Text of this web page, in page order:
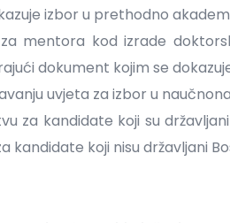
izbor u prethodno
mentora kod izrade
dokument kojim se
uvjeta za izbor u
za kandidate koji su
kandidate koji nisu državljani